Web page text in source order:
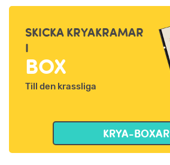
SKICKA KRYAKRAMAR
I
BOX
Till den krassliga
KRYA-BOXAR